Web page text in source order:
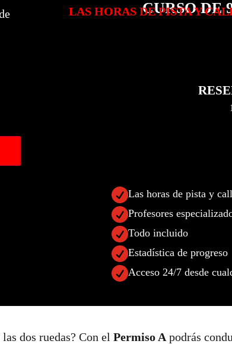
CURSO DE
LAS HORAS DE PISTA Y
Las horas de pista y
Profesores
Todo incluido
Estadística de progreso
Acceso 24/7 desde
dos ruedas? Con elPermiso A podrás